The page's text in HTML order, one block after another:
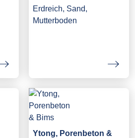
Erdreich, Sand,
Mutterboden
Ytong, Porenbeton &